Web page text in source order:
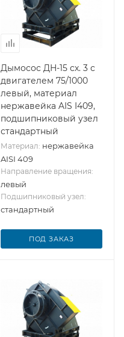
Дымосос ДН-15 сх. 3 с
двигателем 75/1000
левый, материал
нержавейка AIS I409,
подшипниковый узел
стандартный
Материал: нержавейка
AISI 409
Направление вращения:
левый
Подшипниковый узел:
стандартный
ПОД ЗАКАЗ